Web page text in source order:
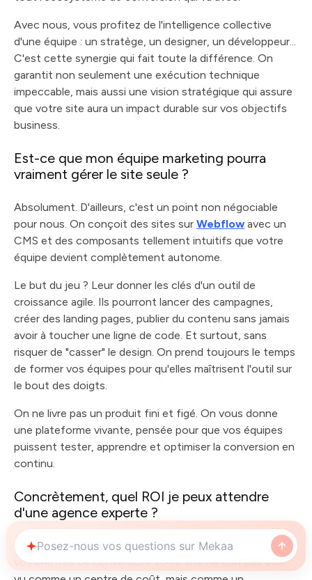
Avec nous, vous profitez de l'intelligence collective
d'une équipe : un stratège, un designer, un développeur...
C'est cette synergie qui fait toute la différence. On
garantit non seulement une exécution technique
impeccable, mais aussi une vision stratégique qui assure
que votre site aura un impact durable sur vos objectifs
business.
Est-ce que mon équipe marketing pourra
vraiment gérer le site seule ?
Absolument. D'ailleurs, c'est un point non négociable
pour nous. On conçoit des sites sur Webflow avec un
CMS et des composants tellement intuitifs que votre
équipe devient complètement autonome.
Le but du jeu ? Leur donner les clés d'un outil de
croissance agile. Ils pourront lancer des campagnes,
créer des landing pages, publier du contenu sans jamais
avoir à toucher une ligne de code. Et surtout, sans
risquer de "casser" le design. On prend toujours le temps
de former vos équipes pour qu'elles maîtrisent l'outil sur
le bout des doigts.
On ne livre pas un produit fini et figé. On vous donne
une plateforme vivante, pensée pour que vos équipes
puissent tester, apprendre et optimiser la conversion en
continu.
Concrètement, quel ROI je peux attendre
d'une agence experte ?
Le retour sur investissement se voit directement dans
vos chiffres de conversion. Votre site ne doit pas être